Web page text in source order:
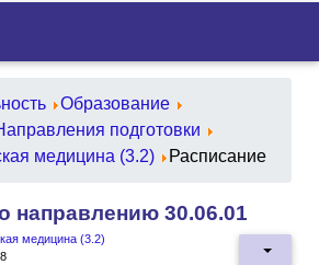
Образование
подготовки
медицина (3.2)
Расписание
направлению 30.06.01
медицина (3.2)